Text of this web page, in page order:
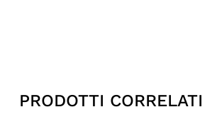
PRODOTTI CORRELATI